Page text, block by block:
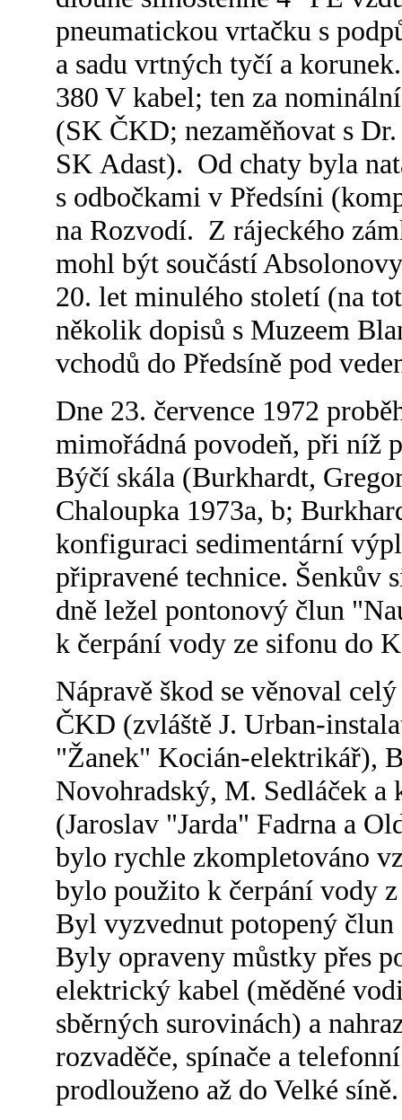
pneumatickou vrtačku s
a sadu vrtných tyčí a
380 V kabel; ten za
(SK ČKD; nezaměňovat s
SK Adast). Od chaty byla
s odbočkami v Předsíni
na Rozvodí. Z rájeckého
mohl být součástí
20. let minulého století (na
několik dopisů s Muzeem
vchodů do Předsíně pod
Dne 23. července 1972
mimořádná povodeň, při níž
Býčí skála (Burkhardt,
Chaloupka 1973a, b;
konfiguraci sedimentární
připravené technice. Šenkův
dně ležel pontonový člun
k čerpání vody ze sifonu do
Nápravě škod se věnoval
ČKD (zvláště J. Urban-
"Žanek" Kocián-elektrikář),
Novohradský, M. Sedláček
(Jaroslav "Jarda" Fadrna a
bylo rychle zkompletováno
bylo použito k čerpání vody
Byl vyzvednut potopený
Byly opraveny můstky přes
elektrický kabel (měděné
sběrných surovinách) a
rozvaděče, spínače a
prodlouženo až do Velké síně.